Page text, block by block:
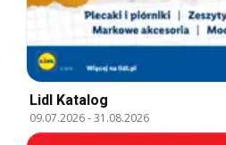
Lidl Katalog
09.07.2026-31.08.2026